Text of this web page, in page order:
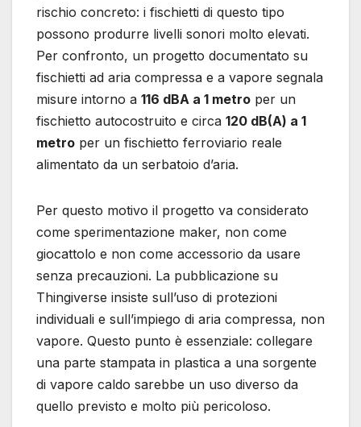
rischio concreto: i fischietti di questo tipo
possono produrre livelli sonori molto elevati.
Per confronto, un progetto documentato su
fischietti ad aria compressa e a vapore segnala
misure intorno a 116 dBA a 1 metro per un
fischietto autocostruito e circa 120 dB(A) a 1
metro per un fischietto ferroviario reale
alimentato da un serbatoio d’aria.
Per questo motivo il progetto va considerato
come sperimentazione maker, non come
giocattolo e non come accessorio da usare
senza precauzioni. La pubblicazione su
Thingiverse insiste sull’uso di protezioni
individuali e sull’impiego di aria compressa, non
vapore. Questo punto è essenziale: collegare
una parte stampata in plastica a una sorgente
di vapore caldo sarebbe un uso diverso da
quello previsto e molto più pericoloso.